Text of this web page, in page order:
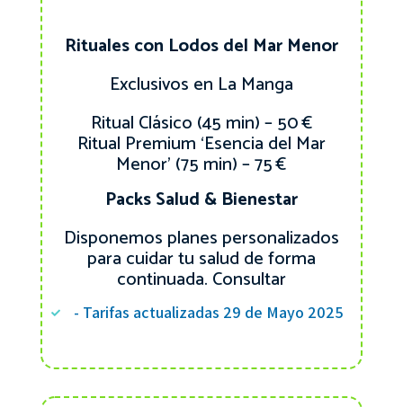
Rituales con Lodos del Mar Menor
Exclusivos en La Manga
Ritual Clásico (45 min) – 50 €
Ritual Premium ‘Esencia del Mar
Menor’ (75 min) – 75 €
Packs Salud & Bienestar
Disponemos planes personalizados
para cuidar tu salud de forma
continuada. Consultar
 - Tarifas actualizadas 29 de Mayo 2025